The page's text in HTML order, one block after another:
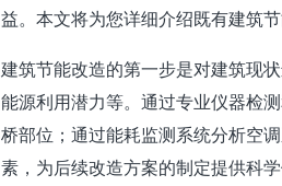
益。本文将为您详细介绍既有建筑
建筑节能改造的第一步是对建筑现
能源利用潜力等。通过专业仪器检
桥部位；通过能耗监测系统分析空
素，为后续改造方案的制定提供科